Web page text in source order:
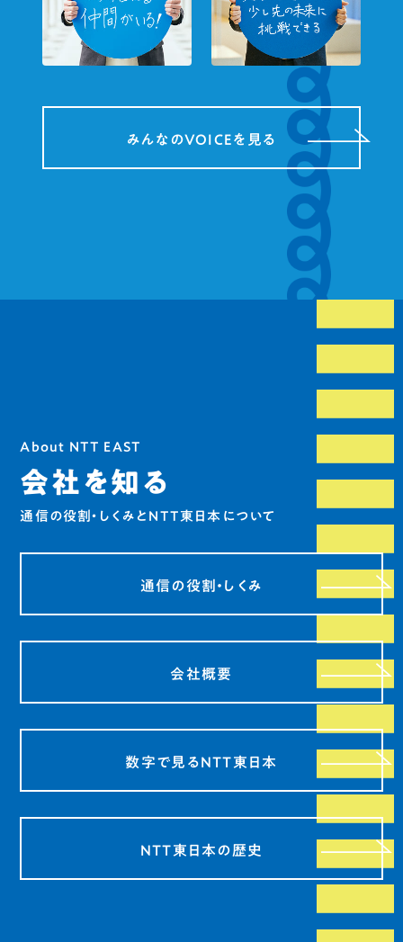
みんなのVOICEを見る
About NTT EAST
会社を知る
通信の役割・しくみとNTT東日本について
通信の役割・しくみ
会社概要
数字で見るNTT東日本
NTT東日本の歴史